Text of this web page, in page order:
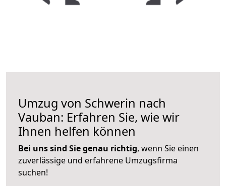
Umzug von Schwerin nach
Vauban: Erfahren Sie, wie wir
Ihnen helfen können
Bei uns sind Sie genau richtig, wenn Sie einen
zuverlässige und erfahrene Umzugsfirma
suchen!